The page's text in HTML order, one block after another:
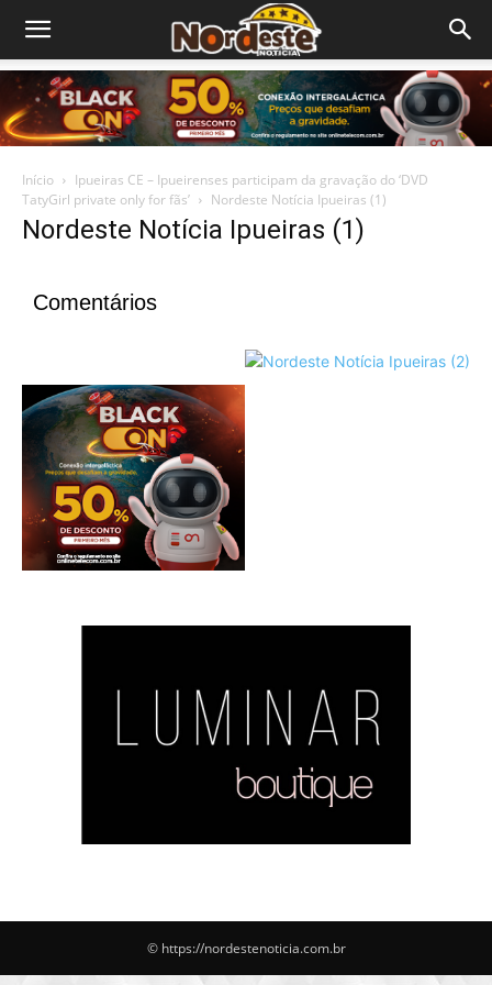
Início
Ipueiras CE – Ipueirenses participam da gravação do ‘DVD
TatyGirl private only for fãs’
Nordeste Notícia Ipueiras (1)
Nordeste Notícia Ipueiras (1)
Comentários
© https://nordestenoticia.com.br